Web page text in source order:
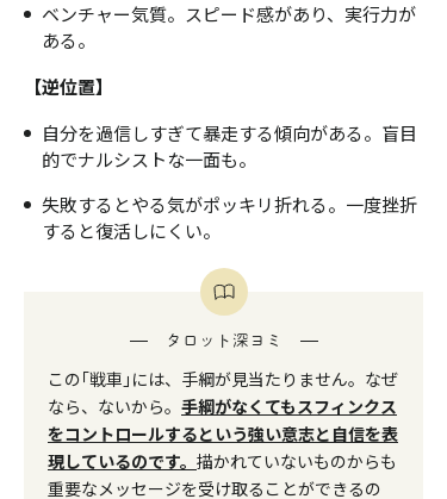
ベンチャー気質。スピード感があり、実行力が
ある。
【逆位置】
自分を過信しすぎて暴走する傾向がある。盲目
的でナルシストな一面も。
失敗するとやる気がポッキリ折れる。一度挫折
すると復活しにくい。
タロット深ヨミ
この｢戦車｣には、手綱が見当たりません。なぜ
なら、ないから。 手綱がなくてもスフィンクス
をコントロールするという強い意志と自信を表
現しているのです。 描かれていないものからも
重要なメッセージを受け取ることができるの